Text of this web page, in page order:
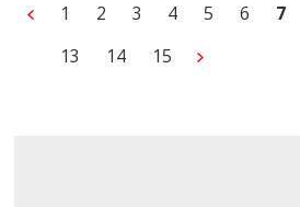
1 2 3 4 5 6 7
13
14 15